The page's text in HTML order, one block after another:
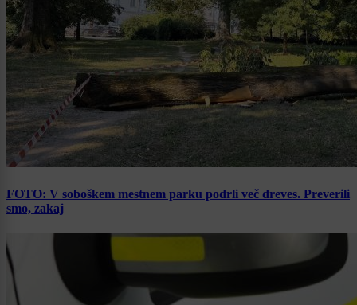
FOTO: V soboškem mestnem parku podrli več dreves. Preverili
smo, zakaj